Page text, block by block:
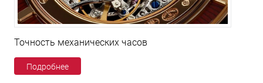
Точность механических часов
Подробнее